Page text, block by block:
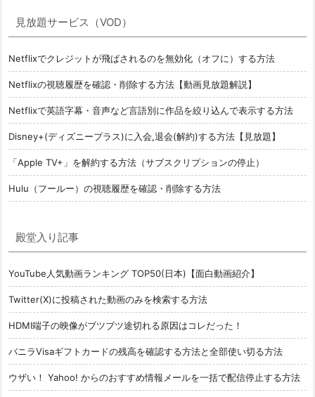
見放題サービス（VOD）
Netflixでクレジットが飛ばされるのを無効化（オフに）する方法
Netflixの視聴履歴を確認・削除する方法【動画見放題解説】
Netflixで英語字幕・音声など言語別に作品を絞り込んで表示する方法
Disney+(ディズニープラス)に入会,退会(解約)する方法【見放題】
「Apple TV+」を解約する方法（サブスクリプションの停止）
Hulu（フールー）の視聴履歴を確認・削除する方法
殿堂入り記事
YouTube人気動画ランキング TOP50(日本)【面白動画紹介】
Twitter(X)に投稿された動画のみを検索する方法
HDMI端子の映像がブツブツ途切れる原因はコレだった！
バニラVisaギフトカードの残高を確認する方法と全部使い切る方法
ウザい！ Yahoo! からのおすすめ情報メールを一括で配信停止する方法